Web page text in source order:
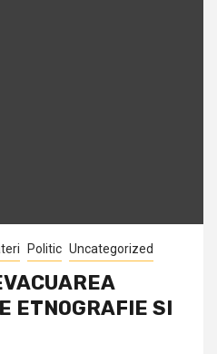
Politic Uncategorized
ETNOGRAFIE SI